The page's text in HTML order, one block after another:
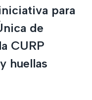
para
de
CURP
huellas